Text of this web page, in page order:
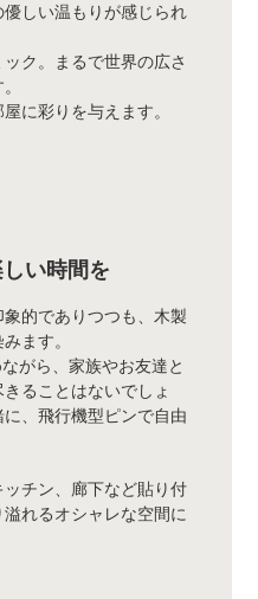
しい温もりが感じられ
ク。まるで世界の広さ
に彩りを与えます。
い時間を
的でありつつも、木製
ます。
がら、家族やお友達と
ることはないでしょ
、飛行機型ピンで自由
チン、廊下など貼り付
れるオシャレな空間に